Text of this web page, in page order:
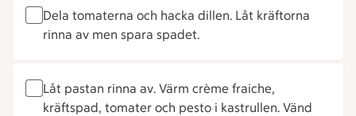
Dela tomaterna och hacka dillen. Låt kräftorna
rinna av men spara spadet.
Låt pastan rinna av. Värm crème fraiche,
kräftspad, tomater och pesto i kastrullen. Vänd